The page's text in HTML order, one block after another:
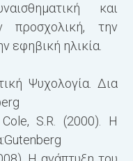
και
προσχολική, την
εφηβική ηλικία.
Ψυχολογία. Δια
S.R. (2000). Η